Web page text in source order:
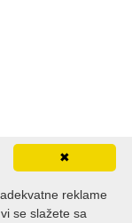
✖
reklame
se slažete sa